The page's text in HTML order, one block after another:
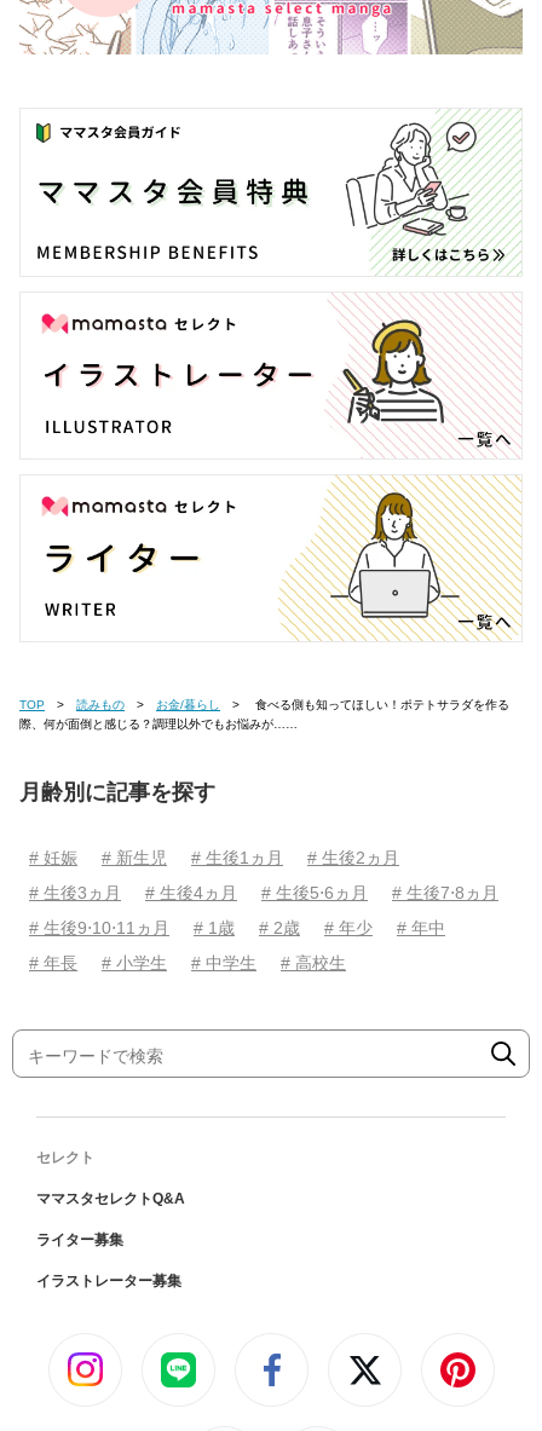
TOP 読みもの お金/暮らし
際、何が面倒と感じる？調理以外でもお悩みが……
月齢別に記事を探す
# 妊娠 # 新生児 # 生後1ヵ月
# 生後2ヵ月
# 生後3ヵ月
# 生後4ヵ月 # 生後5⋅6ヵ月
# 生後7⋅8ヵ月
# 生後9⋅10⋅11ヵ月
# 1歳 # 2歳 # 年少
# 年中
# 年長
# 小学生 # 中学生 # 高校生
セレクト
ママスタセレクトQ&A
ライター募集
イラストレーター募集